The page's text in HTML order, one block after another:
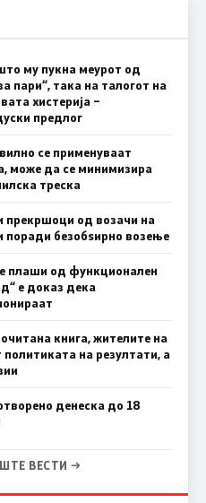
му пукна меурот од
пари“, така на талогот на
хистерија –
предлог
се применуваат
може да се минимизира
треска
прекршоци од возачи на
безобѕирно возење
плаши од функционален
е доказ дека
книга, жителите на
политиката на резултати, а
денеска до 18
ВЕСТИ →